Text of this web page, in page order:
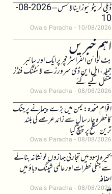
ڈیلی کرپٹو نیوز اینالائسس – 2026-08-
10
Owais Paracha 10/08/2026
اہم خبریں
بٹ کوائن انفراسٹرکچر پر ایک اور سائبر
حملہ، ایل این ڈی سرورز سے لائٹننگ فنڈز
منتقل کیے گئے
Owais Paracha 08/08/2026
اقوام متحدہ: یمن میں بڑے پیمانے پر جنگ
کا خطرہ چار سال سے زائد عرصے کی بلند
ترین سطح پر پہنچ گیا
Owais Paracha 08/08/2026
بحیرہ اسود میں تجارتی جہازوں کو نشانہ بنانے
سے جنگی خطرات اور عالمی شپنگ دباؤ میں
اضافہ
Owais Paracha 08/08/2026